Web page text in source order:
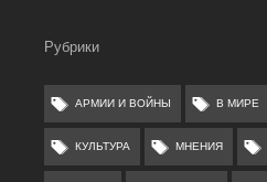
Рубрики
АРМИИ И ВОЙНЫ В МИРЕ
КУЛЬТУРА МНЕНИЯ